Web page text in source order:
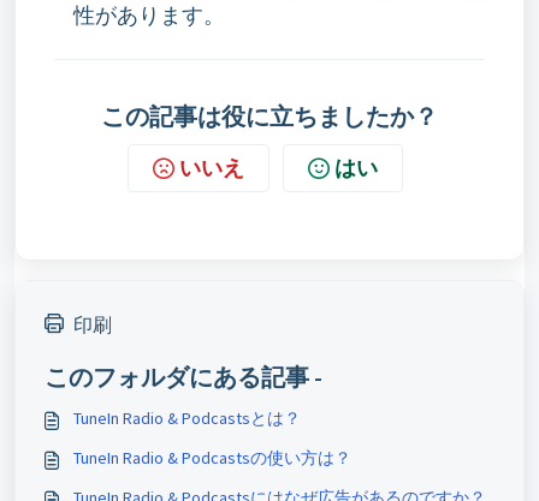
性があります。
この記事は役に立ちましたか？
いいえ はい
印刷
このフォルダにある記事 -
TuneIn Radio & Podcastsとは？
TuneIn Radio & Podcastsの使い方は？